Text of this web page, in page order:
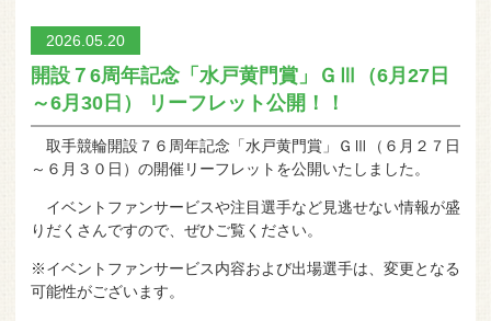
2026.05.20
開設７6周年記念「水戸黄門賞」ＧⅢ（6月27日
～6月30日） リーフレット公開！！
取手競輪開設７６周年記念「水戸黄門賞」ＧⅢ（６月２７日
～６月３０日）の開催リーフレットを公開いたしました。
イベントファンサービスや注目選手など見逃せない情報が盛
りだくさんですので、ぜひご覧ください。
※イベントファンサービス内容および出場選手は、変更となる
可能性がございます。